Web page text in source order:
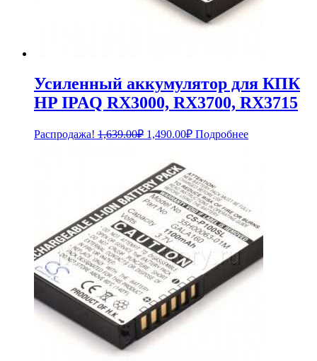
Усиленный аккумулятор для КПК
HP IPAQ RX3000, RX3700, RX3715
Распродажа! 1,639.00₽ Первоначальная
1,639.00₽.
1,490.00₽Текущая
Подробнее